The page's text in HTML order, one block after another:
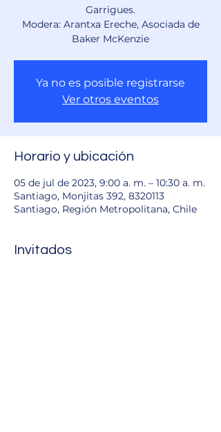
Garrigues.
Modera: Arantxa Ereche, Asociada de
Ya no es posible registrarse
Ver otros eventos
Horario y ubicación
05 de jul de 2023, 9:00 a. m. – 10:30 a. m.
Santiago, Monjitas 392, 8320113
Santiago, Región Metropolitana, Chile
Invitados